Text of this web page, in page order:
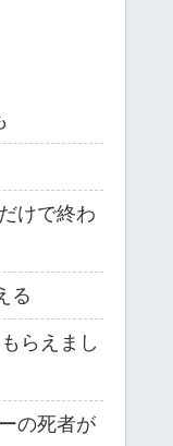
けで終わ
る
らえまし
の死者が